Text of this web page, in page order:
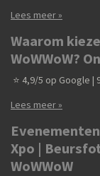
Lees meer »
Waarom
WoWWoW?
⭐ 4,9/5 op Google |
Lees meer »
Xpo |
WoWWoW